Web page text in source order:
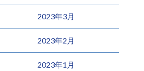
2023年3月
2023年2月
2023年1月